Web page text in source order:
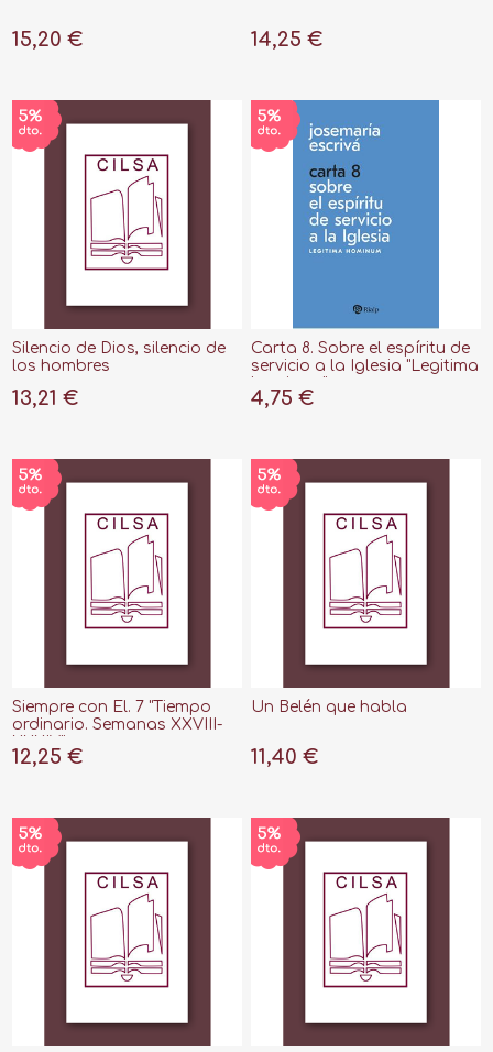
15,20 € 14,25 €
Silencio de Dios, silencio de
los hombres
13,21 €
Carta 8. Sobre el espíritu de
servicio a la Iglesia "Legitima
4,75 €
Siempre con Él. 7 "Tiempo
ordinario. Semanas XXVIII-
12,25 €
Un Belén que habla
11,40 €